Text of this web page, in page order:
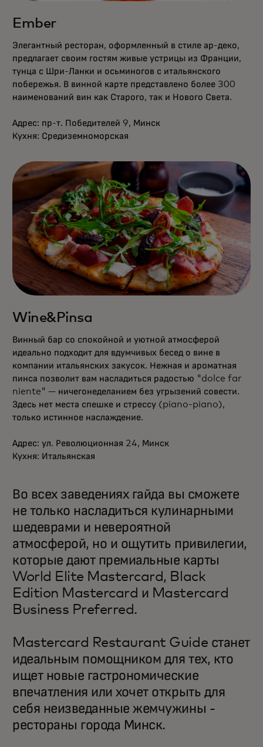
Ember
Элегантный ресторан, оформленный в стиле ар-деко,
предлагает своим гостям живые устрицы из Франции,
тунца с Шри-Ланки и осьминогов с итальянского
побережья. В винной карте представлено более 300
наименований вин как Старого, так и Нового Света.
Адрес: пр-т. Победителей 9, Минск
Кухня: Средиземноморская
Wine&Pinsa
Винный бар со спокойной и уютной атмосферой
идеально подходит для вдумчивых бесед о вине в
компании итальянских закусок. Нежная и ароматная
пинса позволит вам насладиться радостью "dolce far
niente" — ничегонеделанием без угрызений совести.
Здесь нет места спешке и стрессу (piano-piano),
только истинное наслаждение.
Адрес: ул. Революционная 24, Минск
Кухня: Итальянская
Во всех заведениях гайда вы сможете
не только насладиться кулинарными
шедеврами и невероятной
атмосферой, но и ощутить привилегии,
которые дают премиальные карты
World Elite Mastercard, Black
Edition Mastercard и Mastercard
Business Preferred.
Mastercard Restaurant Guide станет
идеальным помощником для тех, кто
ищет новые гастрономические
впечатления или хочет открыть для
себя неизведанные жемчужины -
рестораны города Минск.